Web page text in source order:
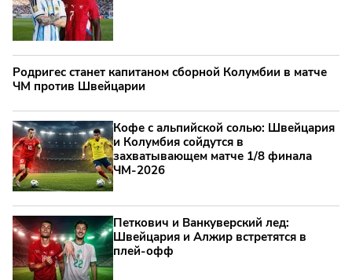
Родригес станет капитаном сборной Колумбии в матче
ЧМ против Швейцарии
Кофе с альпийской солью: Швейцария
и Колумбия сойдутся в
захватывающем матче 1/8 финала
ЧМ-2026
Петкович и Ванкуверский лед:
Швейцария и Алжир встретятся в
плей-офф